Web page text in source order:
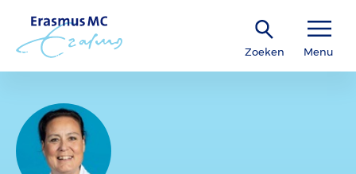
Zoeken Menu